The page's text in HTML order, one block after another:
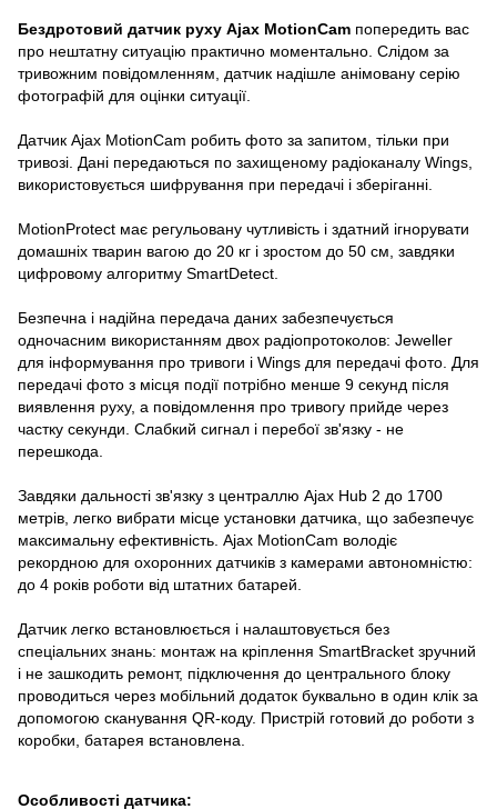
Бездротовий датчик руху Ajax MotionCam попередить вас
про нештатну ситуацію практично моментально. Слідом за
тривожним повідомленням, датчик надішле анімовану серію
фотографій для оцінки ситуації.
Датчик Ajax MotionCam робить фото за запитом, тільки при
тривозі. Дані передаються по захищеному радіоканалу Wings,
використовується шифрування при передачі і зберіганні.
MotionProtect має регульовану чутливість і здатний ігнорувати
домашніх тварин вагою до 20 кг і зростом до 50 см, завдяки
цифровому алгоритму SmartDetect.
Безпечна і надійна передача даних забезпечується
одночасним використанням двох радіопротоколов: Jeweller
для інформування про тривоги і Wings для передачі фото. Для
передачі фото з місця події потрібно менше 9 секунд після
виявлення руху, а повідомлення про тривогу прийде через
частку секунди. Слабкий сигнал і перебої зв'язку - не
перешкода.
Завдяки дальності зв'язку з централлю Ajax Hub 2 до 1700
метрів, легко вибрати місце установки датчика, що забезпечує
максимальну ефективність. Ajax MotionCam володіє
рекордною для охоронних датчиків з камерами автономністю:
до 4 років роботи від штатних батарей.
Датчик легко встановлюється і налаштовується без
спеціальних знань: монтаж на кріплення SmartBracket зручний
і не зашкодить ремонт, підключення до центрального блоку
проводиться через мобільний додаток буквально в один клік за
допомогою сканування QR-коду. Пристрій готовий до роботи з
коробки, батарея встановлена.
Особливості датчика: